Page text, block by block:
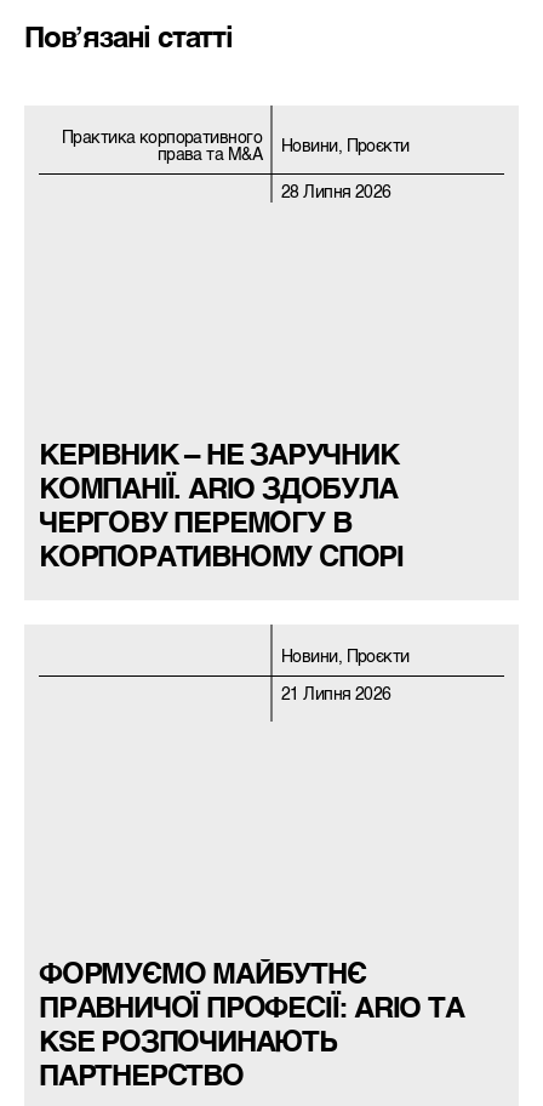
Пов’язані статті
Практика корпоративного
права та M&A
Новини, Проєкти
28 Липня 2026
КЕРІВНИК – НЕ ЗАРУЧНИК
КОМПАНІЇ. ARIO ЗДОБУЛА
ЧЕРГОВУ ПЕРЕМОГУ В
КОРПОРАТИВНОМУ СПОРІ
Новини, Проєкти
21 Липня 2026
ФОРМУЄМО МАЙБУТНЄ
ПРАВНИЧОЇ ПРОФЕСІЇ: ARIO ТА
KSE РОЗПОЧИНАЮТЬ
ПАРТНЕРСТВО